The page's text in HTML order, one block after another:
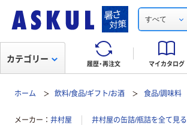
すべて
履歴・再注文 マイカタログ
カテゴリー
ホーム 飲料/食品/ギフト/お酒 食品/調味料
メーカー 井村屋 井村屋の缶詰/瓶詰を全て見る